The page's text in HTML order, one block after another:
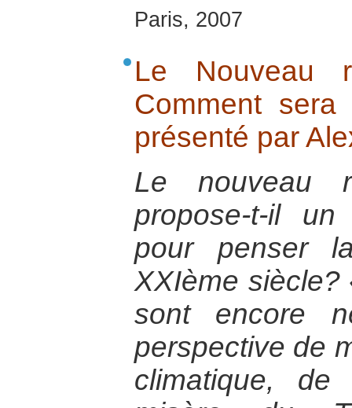
Paris, 2007
Le Nouveau
Comment
présenté par
Le nouveau
propose-t-il un
pour penser
XXIème
sont encore
perspective de
climatique,